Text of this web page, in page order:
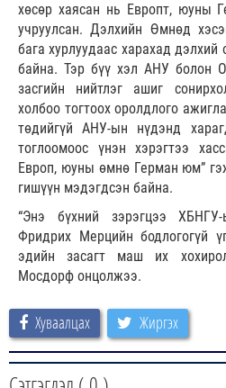
хөсөр хаясан нь Европт, юуны
учруулсан. Дэлхийн Өмнөд
бага хурлуудаас харахад дэлхий
байна. Тэр бүү хэл АНУ болон
засгийн нийтлэг ашиг
холбоо тогтоох оролдлого
төдийгүй АНУ-ын нүдэнд
тоглоомоос үнэн хэрэгтээ
Европ, юуны өмнө Герман юм”
гишүүн мэдэгдсэн байна.
“Энэ бүхний зэрэгцээ
Фридрих Мерцийн бодлогогүй
эдийн засагт маш их
Мосдорф онцолжээ.
Хуваалцах Жиргэх